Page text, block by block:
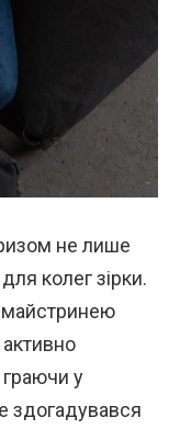
не лише
колег зірки.
активно
у
здогадувався